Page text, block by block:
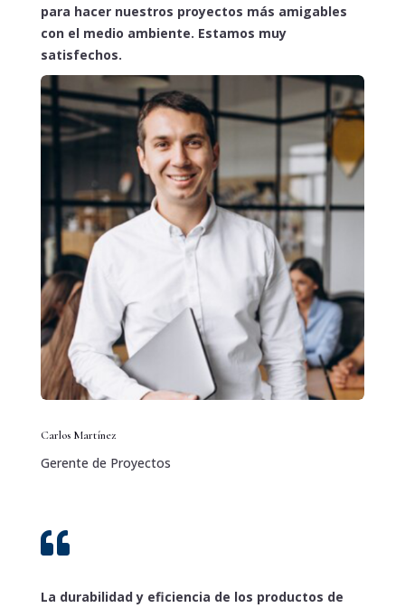
para hacer nuestros proyectos más amigables
con el medio ambiente. Estamos muy
satisfechos.
Carlos Martínez
Gerente de Proyectos

La durabilidad y eficiencia de los productos de